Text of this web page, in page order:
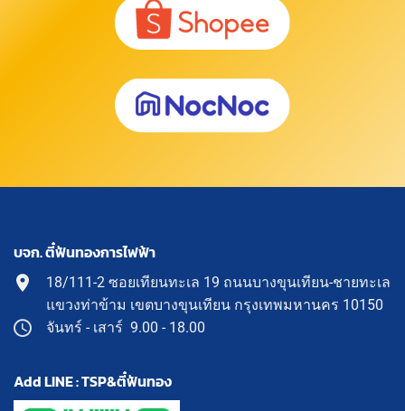
บจก. ตี๋ฟันทองการไฟฟ้า
18/111-2 ซอยเทียนทะเล 19 ถนนบางขุนเทียน-ชายทะเล
แขวงท่าข้าม เขตบางขุนเทียน กรุงเทพมหานคร 10150
จันทร์ - เสาร์ 9.00 - 18.00
Add LINE : TSP&ตี๋ฟันทอง